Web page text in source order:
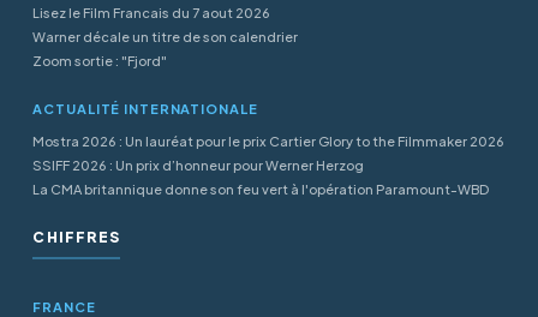
Lisez le Film Francais du 7 aout 2026
Warner décale un titre de son calendrier
Zoom sortie : "Fjord"
ACTUALITÉ INTERNATIONALE
Mostra 2026 : Un lauréat pour le prix Cartier Glory to the Filmmaker 2026
SSIFF 2026 : Un prix d’honneur pour Werner Herzog
La CMA britannique donne son feu vert à l'opération Paramount-WBD
CHIFFRES
FRANCE